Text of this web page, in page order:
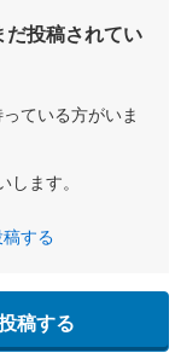
だ投稿されてい
ている方がいま
ます。
する
稿する